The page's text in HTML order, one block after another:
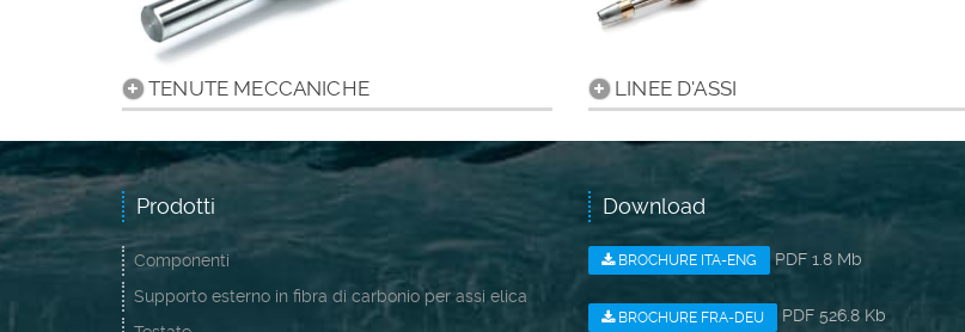
TENUTE MECCANICHE LINEE D'ASSI
Prodotti
Componenti
Supporto esterno in fibra di carbonio per assi elica
Download
BROCHURE ITA-ENG PDF 1.8 Mb
BROCHURE FRA-DEU PDF 526.8 Kb